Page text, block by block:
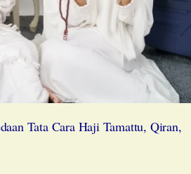
Tata Cara Haji Tamattu, Qiran,